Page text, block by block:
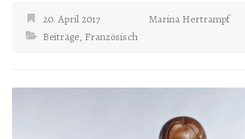
20. April 2017
Marina Hertrampf
Beiträge, Französisch